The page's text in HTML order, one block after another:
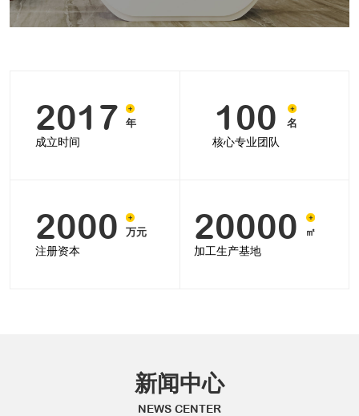
服务管理体系，确保产品从研发到服务的全流程高标准。目
凭借卓越的技术实力和可靠的产品质量，新宏新科技已
2017
成立时间
年 100
核心专业团队
名
2000
注册资本
万元 20000
加工生产基地
㎡
新闻中心
NEWS CENTER